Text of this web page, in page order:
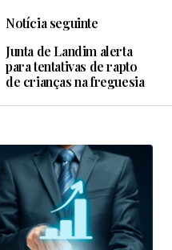
Notícia seguinte
Junta de Landim alerta
para tentativas de rapto
de crianças na freguesia